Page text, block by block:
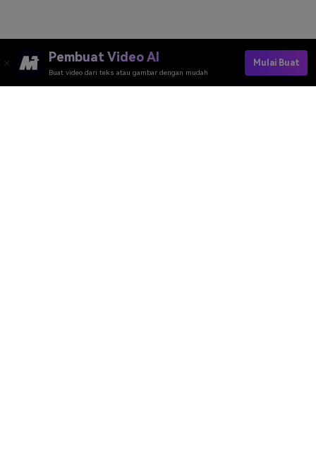
Pembuat Video AI
Buat video dari teks atau gambar dengan mudah
Mulai Buat